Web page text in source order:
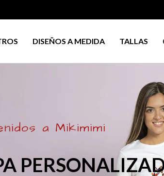
DISEÑOS A MEDIDA TALLAS
a Mikimimi